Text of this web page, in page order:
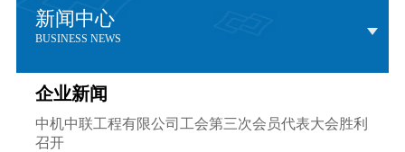
新闻中心
BUSINESS NEWS
企业新闻
中机中联工程有限公司工会第三次会员代表大会胜利
召开